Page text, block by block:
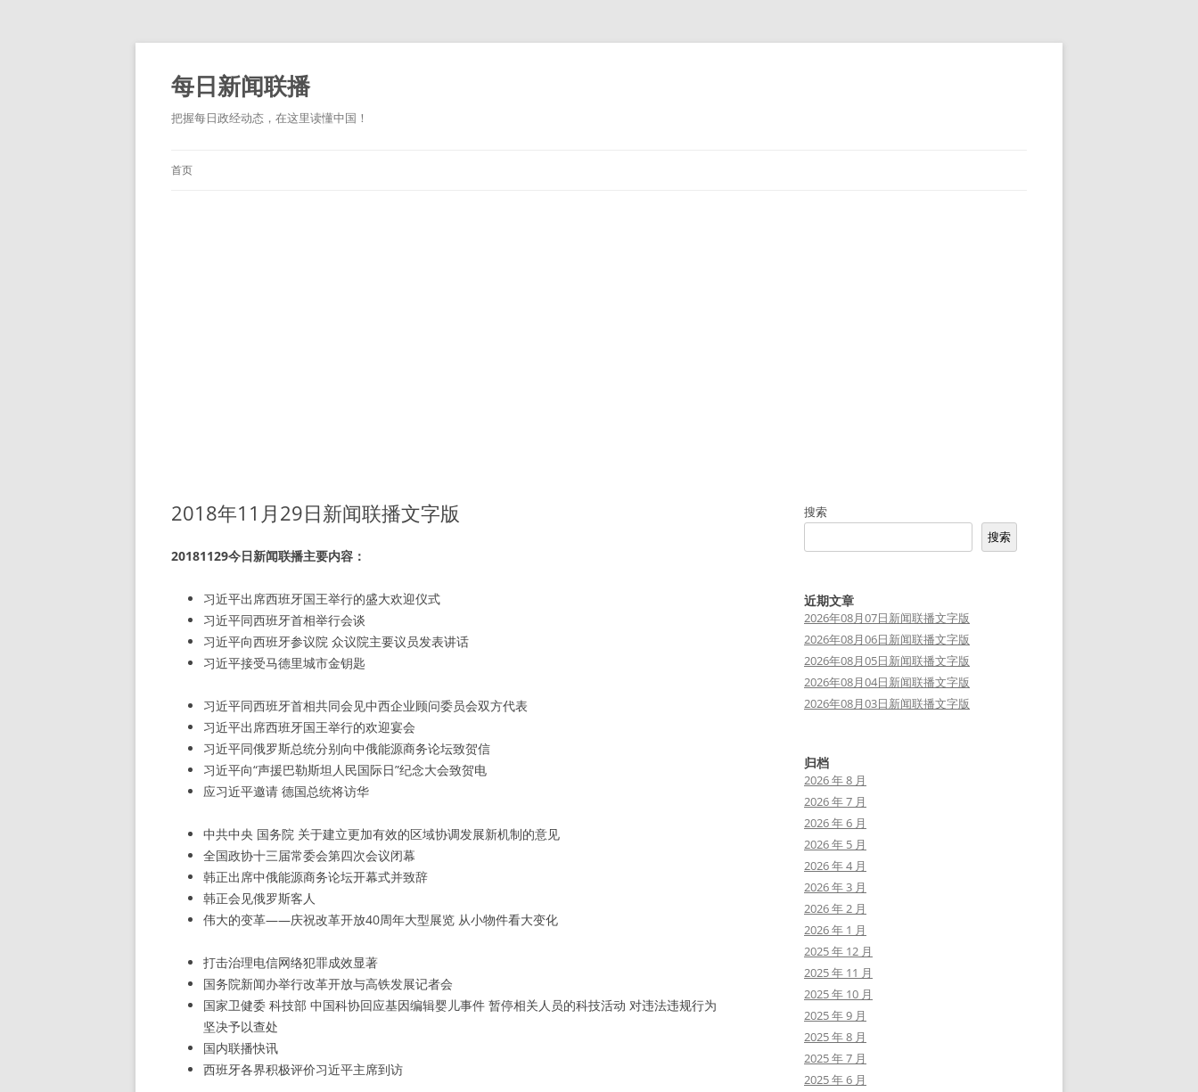
跳
正
文
每日新闻联播
把握每日政经动态，在这里读懂中国！
首页
2018年11月29日新闻联播文字版
20181129今日新闻联播主要内容：
习近平出席西班牙国王举行的盛大欢迎仪式
习近平同西班牙首相举行会谈
习近平向西班牙参议院 众议院主要议员发表讲话
习近平接受马德里城市金钥匙
习近平同西班牙首相共同会见中西企业顾问委员会双方代表
习近平出席西班牙国王举行的欢迎宴会
习近平同俄罗斯总统分别向中俄能源商务论坛致贺信
习近平向“声援巴勒斯坦人民国际日”纪念大会致贺电
应习近平邀请 德国总统将访华
中共中央 国务院 关于建立更加有效的区域协调发展新机制的意见
全国政协十三届常委会第四次会议闭幕
韩正出席中俄能源商务论坛开幕式并致辞
韩正会见俄罗斯客人
伟大的变革——庆祝改革开放40周年大型展览 从小物件看大变化
打击治理电信网络犯罪成效显著
国务院新闻办举行改革开放与高铁发展记者会
国家卫健委 科技部 中国科协回应基因编辑婴儿事件 暂停相关人员的科技活动 对违法违规行为
坚决予以查处
国内联播快讯
西班牙各界积极评价习近平主席到访
搜索
搜索
近期文章
2026年08月07日新闻联播文字版
2026年08月06日新闻联播文字版
2026年08月05日新闻联播文字版
2026年08月04日新闻联播文字版
2026年08月03日新闻联播文字版
归档
2026 年 8 月
2026 年 7 月
2026 年 6 月
2026 年 5 月
2026 年 4 月
2026 年 3 月
2026 年 2 月
2026 年 1 月
2025 年 12 月
2025 年 11 月
2025 年 10 月
2025 年 9 月
2025 年 8 月
2025 年 7 月
2025 年 6 月